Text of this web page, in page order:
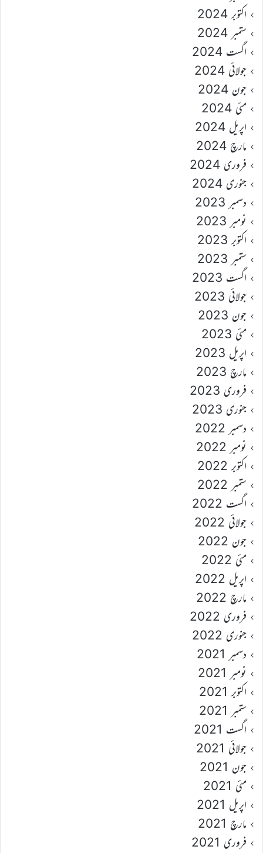
اکتوبر 2024
ستمبر 2024
اگست 2024
جولائی 2024
جون 2024
مئی 2024
اپریل 2024
مارچ 2024
فروری 2024
جنوری 2024
دسمبر 2023
نومبر 2023
اکتوبر 2023
ستمبر 2023
اگست 2023
جولائی 2023
جون 2023
مئی 2023
اپریل 2023
مارچ 2023
فروری 2023
جنوری 2023
دسمبر 2022
نومبر 2022
اکتوبر 2022
ستمبر 2022
اگست 2022
جولائی 2022
جون 2022
مئی 2022
اپریل 2022
مارچ 2022
فروری 2022
جنوری 2022
دسمبر 2021
نومبر 2021
اکتوبر 2021
ستمبر 2021
اگست 2021
جولائی 2021
جون 2021
مئی 2021
اپریل 2021
مارچ 2021
فروری 2021